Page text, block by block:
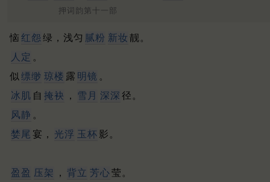
押词韵第十一部
恼 红怨绿，浅匀 腻粉 新妆 靓。
人定 。
似 缥缈 琼楼 露 明镜 。
冰肌 自 掩袂 ， 雪月 深深 径。
风静 。
婪尾 宴， 光浮 玉杯 影。
盈盈 压架 ， 背立 芳心莹。